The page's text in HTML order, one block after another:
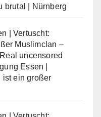
brutal | Nürnberg
| Vertuscht:
Muslimclan –
uncensored
Essen |
ist ein großer